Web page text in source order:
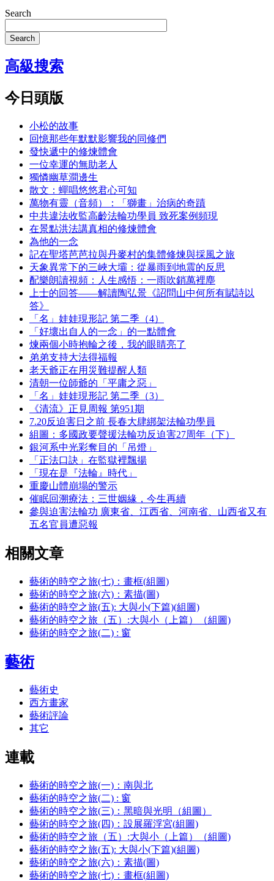
Search
Search
高級搜索
今日頭版
小松的故事
回憶那些年默默影響我的同修們
發快遞中的修煉體會
一位幸運的無助老人
獨憐幽草澗邊生
散文：蟬唱悠悠君心可知
萬物有靈（音頻）：「獅畫」治病的奇蹟
中共違法收監高齡法輪功學員 致死案例頻現
在景點洪法講真相的修煉體會
為他的一念
記在聖塔芭芭拉與丹麥村的集體修煉與採風之旅
天象異常下的三峽大壩：從暴雨到地震的反思
配樂朗讀視頻：人生感悟：一雨吹銷萬裡塵
上士的回答——解讀陶弘景《詔問山中何所有賦詩以
答》
「名」娃娃現形記 第二季（4）
「好壞出自人的一念」的一點體會
煉兩個小時抱輪之後，我的眼睛亮了
弟弟支持大法得福報
老天爺正在用災難提醒人類
清朝一位師爺的「平庸之惡」
「名」娃娃現形記 第二季（3）
《清流》正見周報 第951期
7.20反迫害日之前 長春大肆綁架法輪功學員
組圖：多國政要聲援法輪功反迫害27周年（下）
銀河系中光彩奪目的「吊燈」
「正法口訣」在監獄裡飄揚
「現在是『法輪』時代」
重慶山體崩塌的警示
催眠回溯療法：三世姻緣，今生再續
參與迫害法輪功 廣東省、江西省、河南省、山西省又有
五名官員遭惡報
相關文章
藝術的時空之旅(七)：畫框(組圖)
藝術的時空之旅(六)：素描(圖)
藝術的時空之旅(五): 大與小(下篇)(組圖)
藝術的時空之旅（五）:大與小（上篇）（組圖)
藝術的時空之旅(二) : 窗
藝術
藝術史
西方畫家
藝術評論
其它
連載
藝術的時空之旅(一)：南與北
藝術的時空之旅(二) : 窗
藝術的時空之旅(三)：黑暗與光明（組圖）
藝術的時空之旅(四)：設展羅浮宮(組圖)
藝術的時空之旅（五）:大與小（上篇）（組圖)
藝術的時空之旅(五): 大與小(下篇)(組圖)
藝術的時空之旅(六)：素描(圖)
藝術的時空之旅(七)：畫框(組圖)